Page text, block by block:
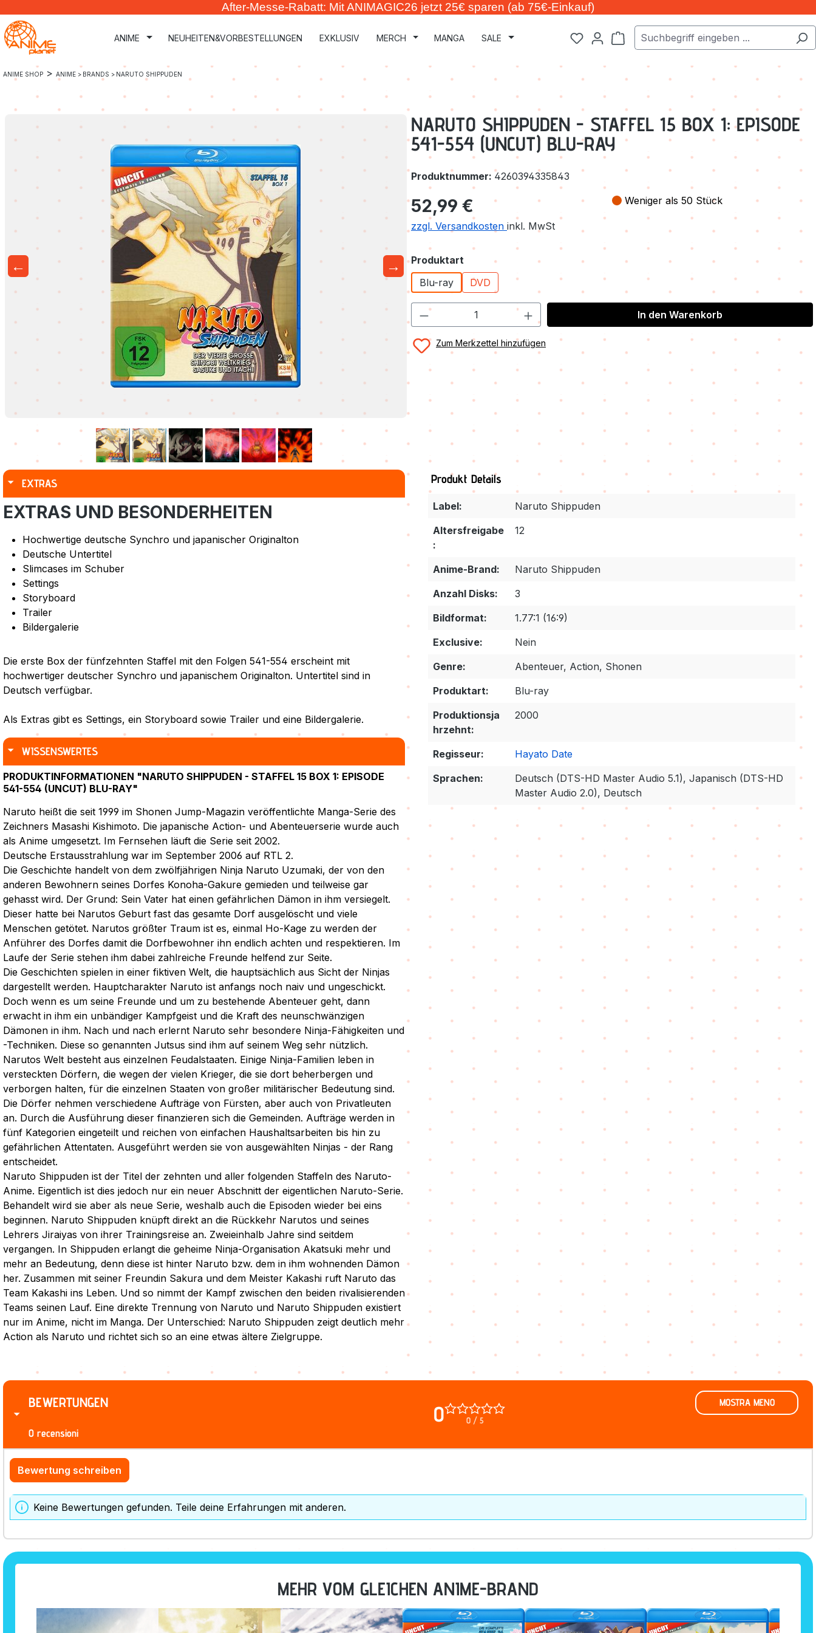
Hauptinhalt springen
Zur Suche springen
Zur Hauptnavigation springen
After-Messe-Rabatt: Mit ANIMAGIC26 jetzt 25€ sparen (ab 75€-Einkauf)
ANIME NEUHEITEN&VORBESTELLUNGEN EXKLUSIV MERCH MANGA SALE Warenkorb enthält 0 Positionen. Der
ANIME SHOP > ANIME > BRANDS > NARUTO SHIPPUDEN
← →
NARUTO SHIPPUDEN - STAFFEL 15 BOX 1: EPISODE
541-554 (UNCUT) BLU-RAY
Produktnummer: 4260394335843
Regulärer Preis:
52,99 €
zzgl. Versandkosten inkl. MwSt
Weniger als 50 Stück
Produktart auswählen
Blu-ray
DVD
In den Warenkorb
Zum Merkzettel hinzufügen
EXTRAS
EXTRAS UND BESONDERHEITEN
Hochwertige deutsche Synchro und japanischer Originalton
Deutsche Untertitel
Slimcases im Schuber
Settings
Storyboard
Trailer
Bildergalerie
Die erste Box der fünfzehnten Staffel mit den Folgen 541-554 erscheint mit
hochwertiger deutscher Synchro und japanischem Originalton. Untertitel sind in
Deutsch verfügbar.
Als Extras gibt es Settings, ein Storyboard sowie Trailer und eine Bildergalerie.
WISSENSWERTES
PRODUKTINFORMATIONEN "NARUTO SHIPPUDEN - STAFFEL 15 BOX 1: EPISODE
541-554 (UNCUT) BLU-RAY"
Naruto heißt die seit 1999 im Shonen Jump-Magazin veröffentlichte Manga-Serie des
Zeichners Masashi Kishimoto. Die japanische Action- und Abenteuerserie wurde auch
als Anime umgesetzt. Im Fernsehen läuft die Serie seit 2002.
Deutsche Erstausstrahlung war im September 2006 auf RTL 2.
Die Geschichte handelt von dem zwölfjährigen Ninja Naruto Uzumaki, der von den
anderen Bewohnern seines Dorfes Konoha-Gakure gemieden und teilweise gar
gehasst wird. Der Grund: Sein Vater hat einen gefährlichen Dämon in ihm versiegelt.
Dieser hatte bei Narutos Geburt fast das gesamte Dorf ausgelöscht und viele
Menschen getötet. Narutos größter Traum ist es, einmal Ho-Kage zu werden der
Anführer des Dorfes damit die Dorfbewohner ihn endlich achten und respektieren. Im
Laufe der Serie stehen ihm dabei zahlreiche Freunde helfend zur Seite.
Die Geschichten spielen in einer fiktiven Welt, die hauptsächlich aus Sicht der Ninjas
dargestellt werden. Hauptcharakter Naruto ist anfangs noch naiv und ungeschickt.
Doch wenn es um seine Freunde und um zu bestehende Abenteuer geht, dann
erwacht in ihm ein unbändiger Kampfgeist und die Kraft des neunschwänzigen
Dämonen in ihm. Nach und nach erlernt Naruto sehr besondere Ninja-Fähigkeiten und
-Techniken. Diese so genannten Jutsus sind ihm auf seinem Weg sehr nützlich.
Narutos Welt besteht aus einzelnen Feudalstaaten. Einige Ninja-Familien leben in
versteckten Dörfern, die wegen der vielen Krieger, die sie dort beherbergen und
verborgen halten, für die einzelnen Staaten von großer militärischer Bedeutung sind.
Die Dörfer nehmen verschiedene Aufträge von Fürsten, aber auch von Privatleuten
an. Durch die Ausführung dieser finanzieren sich die Gemeinden. Aufträge werden in
fünf Kategorien eingeteilt und reichen von einfachen Haushaltsarbeiten bis hin zu
gefährlichen Attentaten. Ausgeführt werden sie von ausgewählten Ninjas - der Rang
entscheidet.
Naruto Shippuden ist der Titel der zehnten und aller folgenden Staffeln des Naruto-
Anime. Eigentlich ist dies jedoch nur ein neuer Abschnitt der eigentlichen Naruto-Serie.
Behandelt wird sie aber als neue Serie, weshalb auch die Episoden wieder bei eins
beginnen. Naruto Shippuden knüpft direkt an die Rückkehr Narutos und seines
Lehrers Jiraiyas von ihrer Trainingsreise an. Zweieinhalb Jahre sind seitdem
vergangen. In Shippuden erlangt die geheime Ninja-Organisation Akatsuki mehr und
mehr an Bedeutung, denn diese ist hinter Naruto bzw. dem in ihm wohnenden Dämon
her. Zusammen mit seiner Freundin Sakura und dem Meister Kakashi ruft Naruto das
Team Kakashi ins Leben. Und so nimmt der Kampf zwischen den beiden rivalisierenden
Teams seinen Lauf. Eine direkte Trennung von Naruto und Naruto Shippuden existiert
nur im Anime, nicht im Manga. Der Unterschied: Naruto Shippuden zeigt deutlich mehr
Action als Naruto und richtet sich so an eine etwas ältere Zielgruppe.
Produkt Details
Label:
Naruto Shippuden
Altersfreigabe
:
12
Anime-Brand:
Naruto Shippuden
Anzahl Disks:
3
Bildformat:
1.77:1 (16:9)
Exclusive:
Nein
Genre:
Abenteuer, Action, Shonen
Produktart:
Blu-ray
Produktionsja
hrzehnt:
2000
Regisseur:
Hayato Date
Sprachen:
Deutsch (DTS-HD Master Audio 5.1), Japanisch (DTS-HD
Master Audio 2.0), Deutsch
BEWERTUNGEN 0 0 / 5
0 recensioni
MOSTRA MENO
Bewertung schreiben
Keine Bewertungen gefunden. Teile deine Erfahrungen mit anderen.
MEHR VOM GLEICHEN ANIME-BRAND